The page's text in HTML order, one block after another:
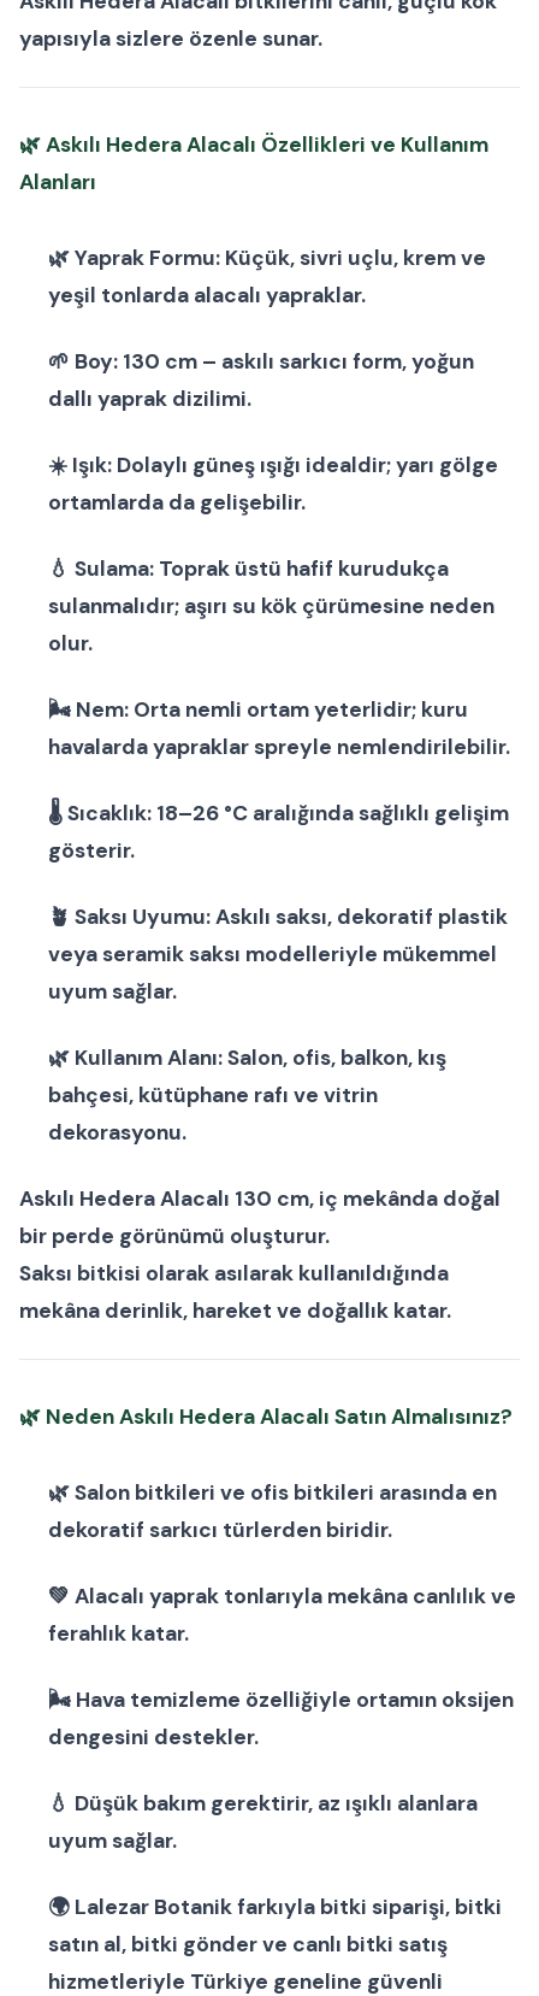
yapısıyla sizlere özenle sunar.
🌿Askılı Hedera Alacalı Özellikleri ve Kullanım
Alanları
🌿Yaprak Formu: Küçük, sivri uçlu, krem ve
yeşil tonlarda alacalı yapraklar.
🌱 Boy: 130 cm – askılı sarkıcı form, yoğun
dallı yaprak dizilimi.
☀️ Işık: Dolaylı güneş ışığı idealdir; yarı gölge
ortamlarda da gelişebilir.
💧 Sulama: Toprak üstü hafif kurudukça
sulanmalıdır; aşırı su kök çürümesine neden
olur.
🌬 Nem: Orta nemli ortam yeterlidir; kuru
havalarda yapraklar spreyle nemlendirilebilir.
🌡Sıcaklık: 18–26 °C aralığında sağlıklı gelişim
gösterir.
🪴 Saksı Uyumu:Askılı saksı, dekoratif plastik
veyaseramik saksı modelleriyle mükemmel
uyum sağlar.
🌿 Kullanım Alanı:Salon, ofis, balkon, kış
bahçesi, kütüphane rafı ve vitrin
dekorasyonu.
Askılı Hedera Alacalı 130 cm, iç mekânda doğal
bir perde görünümü oluşturur.
Saksı bitkisi olarak asılarak kullanıldığında
mekâna derinlik, hareket ve doğallık katar.
🌿 Neden Askılı Hedera Alacalı Satın Almalısınız?
🌿Salon bitkileri ve ofis bitkileri arasında en
dekoratif sarkıcı türlerden biridir.
💚 Alacalı yaprak tonlarıyla mekâna canlılık ve
ferahlık katar.
🌬 Hava temizleme özelliğiyle ortamın oksijen
dengesini destekler.
💧 Düşük bakım gerektirir, az ışıklı alanlara
uyum sağlar.
🌍 Lalezar Botanikfarkıyla bitki siparişi, bitki
satın al, bitki gönderve canlı bitki satış
hizmetleriyle Türkiye geneline güvenli